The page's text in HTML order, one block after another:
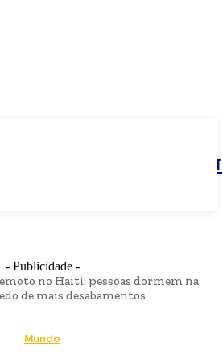
JBN
- Publicidade -
no Haiti: pessoas dormem na
de mais desabamentos
Mundo